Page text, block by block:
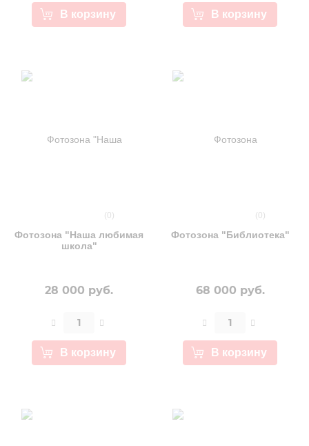
В корзину В корзину
(0)
Фотозона "Наша любимая
школа"
28 000 руб.
В корзину
(0)
Фотозона "Библиотека"
68 000 руб.
В корзину